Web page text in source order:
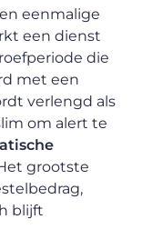
eenmalige
een dienst
die
met een
verlengd als
om alert te
grootste
blijft